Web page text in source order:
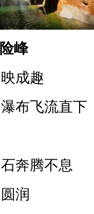
峰
成趣
布飞流直下
奔腾不息
润